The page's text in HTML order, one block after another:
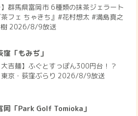
】群馬県富岡市 6種類の抹茶ジェラート
フェ ちゃきち』#花村想太 #満島真之
樹 2026/8/9放送
窪「もみぢ」
大吉麺】ふぐとすっぽん300円台！？
東京・荻窪ぶらり 2026/8/9放送
岡「Park Golf Tomioka」